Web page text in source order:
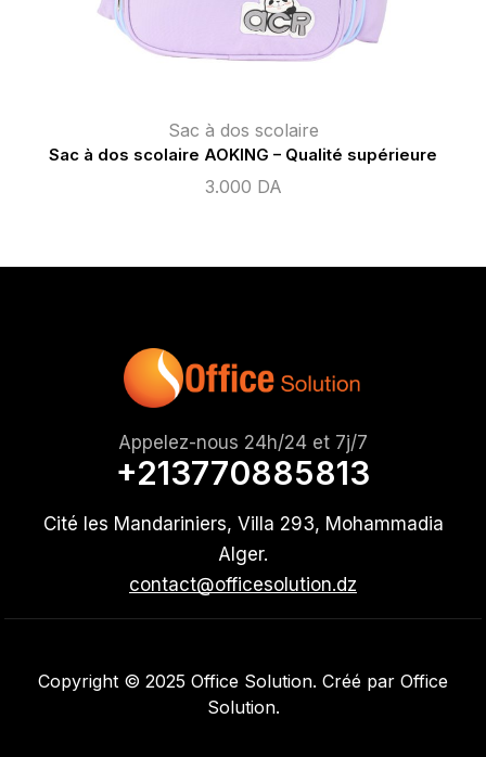
Sac à dos scolaire
Sac à dos scolaire AOKING – Qualité supérieure
3.000 DA
Appelez-nous 24h/24 et 7j/7
+213770885813
Cité les Mandariniers, Villa 293, Mohammadia
Alger.
contact@officesolution.dz
Copyright © 2025 Office Solution. Créé par Office
Solution.